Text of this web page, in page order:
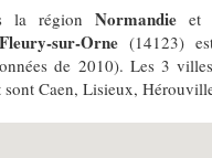
la région Normandie et
Fleury-sur-Orne (14123)
de 2010). Les 3
sont Caen, Lisieux,